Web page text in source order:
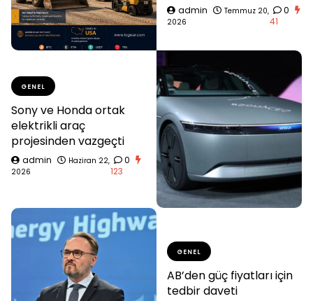
admin
Temmuz 20,
2026
0
41
GENEL
Sony ve Honda ortak
elektrikli araç
projesinden vazgeçti
admin
Haziran 22,
2026
0
123
GENEL
AB’den güç fiyatları için
tedbir daveti